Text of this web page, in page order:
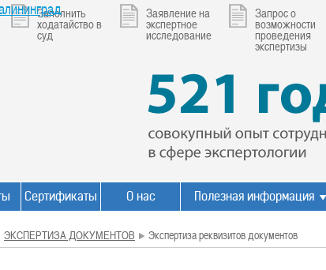
Заполнить
ходатайство в
суд
Заявление на
экспертное
исследование
Запрос о
возможности
проведения
экспертизы
Сертификаты О нас Полезная информация
ЭКСПЕРТИЗА ДОКУМЕНТОВ Экспертиза реквизитов документов